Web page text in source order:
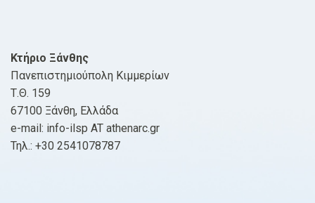
Κτήριο Ξάνθης
Πανεπιστημιούπολη Κιμμερίων
Τ.Θ. 159
67100 Ξάνθη, Ελλάδα
e-mail: info-ilsp AT athenarc.gr
Τηλ.: +30 2541078787